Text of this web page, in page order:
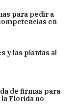
para pedir a
en
y las plantas al
de firmas para
la Florida no